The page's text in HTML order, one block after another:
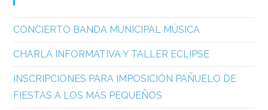
CONCIERTO BANDA MUNICIPAL MÚSICA
CHARLA INFORMATIVA Y TALLER ECLIPSE
INSCRIPCIONES PARA IMPOSICIÓN PAÑUELO DE
FIESTAS A LOS MÁS PEQUEÑOS